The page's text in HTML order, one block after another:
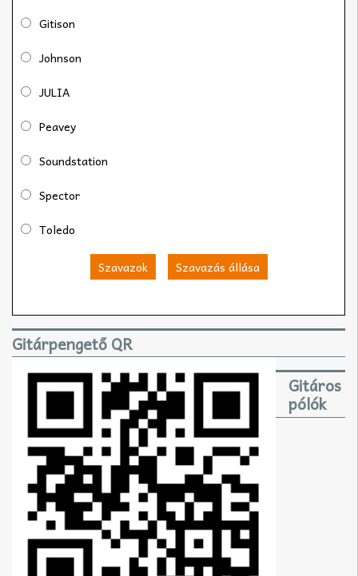
Gitison
Johnson
JULIA
Peavey
Soundstation
Spector
Toledo
Szavazok Szavazás állása
Gitárpengető QR
Gitáros
pólók